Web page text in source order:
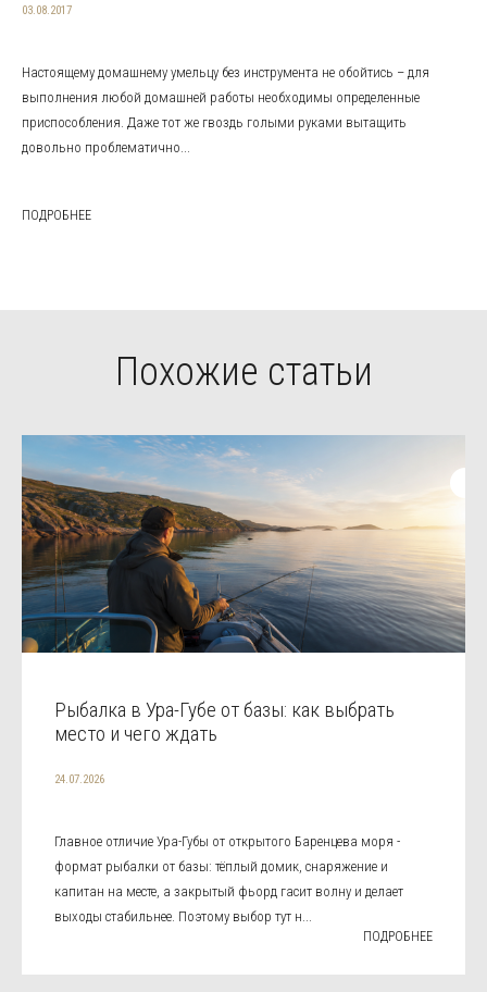
03.08.2017
Настоящему домашнему умельцу без инструмента не обойтись – для
выполнения любой домашней работы необходимы определенные
приспособления. Даже тот же гвоздь голыми руками вытащить
довольно проблематично...
ПОДРОБНЕЕ
Похожие статьи
Рыбалка в Ура-Губе от базы: как выбрать
место и чего ждать
24.07.2026
Главное отличие Ура-Губы от открытого Баренцева моря -
формат рыбалки от базы: тёплый домик, снаряжение и
капитан на месте, а закрытый фьорд гасит волну и делает
выходы стабильнее. Поэтому выбор тут н...
ПОДРОБНЕЕ